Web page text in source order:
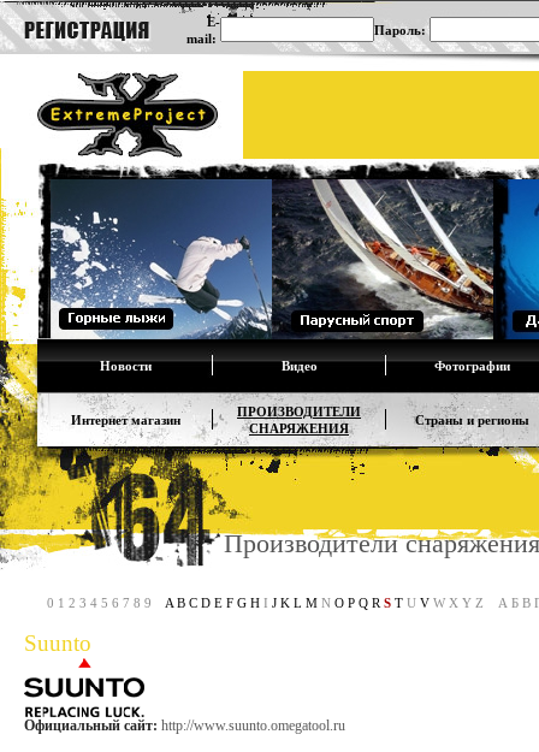
E-
mail:
Пароль:
Новости Видео Фотографии
Интернет магазин
ПРОИЗВОДИТЕЛИ
СНАРЯЖЕНИЯ
Страны и регионы
Производители снаряжения
0 1 2 3 4 5 6 7 8 9 A B C D E F G HI J K L MN O P Q R S TU VW X Y Z А Б В
Suunto
Официальный сайт: http://www.suunto.omegatool.ru